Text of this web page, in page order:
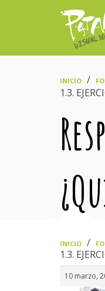
INICIO
1.3.
INICIO
1.3.
10 marzo,